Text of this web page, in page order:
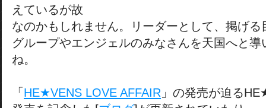
えているが故
なのかもしれません。リーダーとして、掲げる
グループやエンジェルのみなさんを天国へと
ね。
「 HE★VENS LOVE AFFAIR 」の発売が迫る